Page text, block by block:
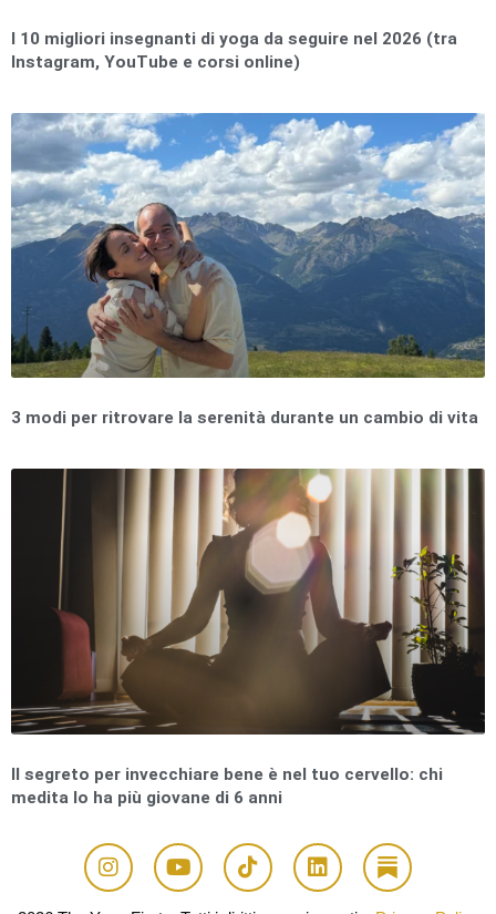
I 10 migliori insegnanti di yoga da seguire nel 2026 (tra
Instagram, YouTube e corsi online)
3 modi per ritrovare la serenità durante un cambio di vita
Il segreto per invecchiare bene è nel tuo cervello: chi
medita lo ha più giovane di 6 anni